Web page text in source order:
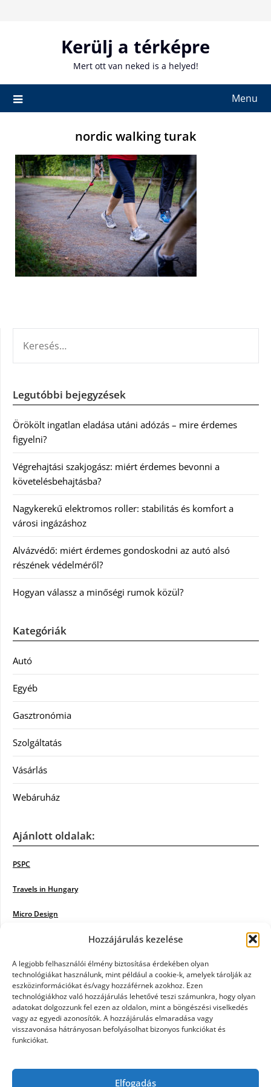
Hozzájárulás kezelése
A legjobb felhasználói élmény biztosítása érdekében olyan
technológiákat használunk, mint például a cookie-k, amelyek tárolják az
eszközinformációkat és/vagy hozzáférnek azokhoz. Ezen
technológiákhoz való hozzájárulás lehetővé teszi számunkra, hogy olyan
adatokat dolgozzunk fel ezen az oldalon, mint a böngészési viselkedés
vagy az egyedi azonosítók. A hozzájárulás elmaradása vagy
visszavonása hátrányosan befolyásolhat bizonyos funkciókat és
funkciókat.
Elfogadás
Kerülj a térképre
Mert ott van neked is a helyed!
Menu
nordic walking turak
Legutóbbi bejegyzések
Örökölt ingatlan eladása utáni adózás – mire érdemes
figyelni?
Végrehajtási szakjogász: miért érdemes bevonni a
követelésbehajtásba?
Nagykerekű elektromos roller: stabilitás és komfort a
városi ingázáshoz
Alvázvédő: miért érdemes gondoskodni az autó alsó
részének védelméről?
Hogyan válassz a minőségi rumok közül?
Kategóriák
Autó
Egyéb
Gasztronómia
Szolgáltatás
Vásárlás
Webáruház
Ajánlott oldalak:
PSPC
Travels in Hungary
Micro Design
Poiwiki
Öntözőrendszer
Jazz Steps
Unicorn Multipro